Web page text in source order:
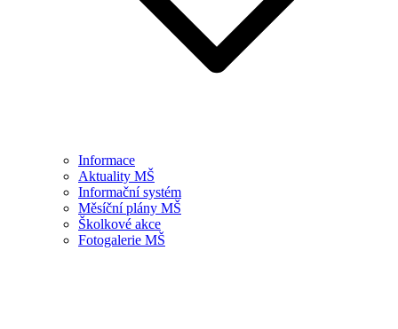
Informace
Aktuality MŠ
Informační systém
Měsíční plány MŠ
Školkové akce
Fotogalerie MŠ